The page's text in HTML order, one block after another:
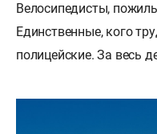
Велосипедисты,
Единственные, кого
полицейские. За весь